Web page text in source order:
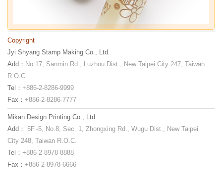
Copyright
Jyi Shyang Stamp Making Co., Ltd.
Add： No.17, Sanmin Rd., Luzhou Dist., New Taipei City 247, Taiwan
R.O.C.
Tel： +886-2-8286-9999
Fax： +886-2-8286-7777
Mikan Design Printing Co., Ltd.
Add： 5F.-5, No.8, Sec. 1, Zhongxing Rd., Wugu Dist., New Taipei
City 248, Taiwan R.O.C.
Tel： +886-2-8978-8888
Fax： +886-2-8978-6666